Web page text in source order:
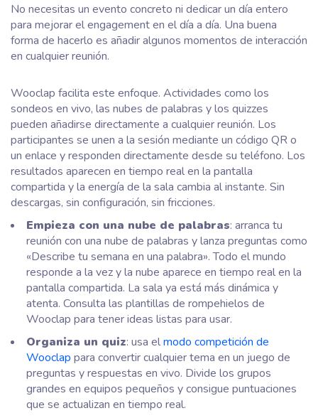
No necesitas un evento concreto ni dedicar un día entero
para mejorar el engagement en el día a día. Una buena
forma de hacerlo es añadir algunos momentos de interacción
en cualquier reunión.
Wooclap facilita este enfoque. Actividades como los
sondeos en vivo, las nubes de palabras y los quizzes
pueden añadirse directamente a cualquier reunión. Los
participantes se unen a la sesión mediante un código QR o
un enlace y responden directamente desde su teléfono. Los
resultados aparecen en tiempo real en la pantalla
compartida y la energía de la sala cambia al instante. Sin
descargas, sin configuración, sin fricciones.
Empieza con una nube de palabras: arranca tu
reunión con una nube de palabras y lanza preguntas como
«Describe tu semana en una palabra». Todo el mundo
responde a la vez y la nube aparece en tiempo real en la
pantalla compartida. La sala ya está más dinámica y
atenta. Consulta las plantillas de rompehielos de
Wooclap para tener ideas listas para usar.
Organiza un quiz: usa elmodo competición de
Wooclap para convertir cualquier tema en un juego de
preguntas y respuestas en vivo. Divide los grupos
grandes en equipos pequeños y consigue puntuaciones
que se actualizan en tiempo real.